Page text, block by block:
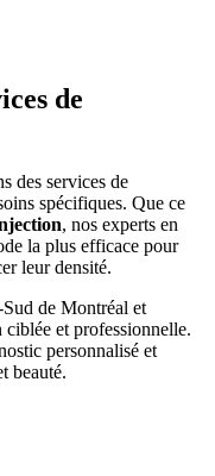
de
des services de
spécifiques. Que ce
, nos experts en
la plus efficace pour
leur densité.
de Montréal et
et professionnelle.
personnalisé et
beauté.